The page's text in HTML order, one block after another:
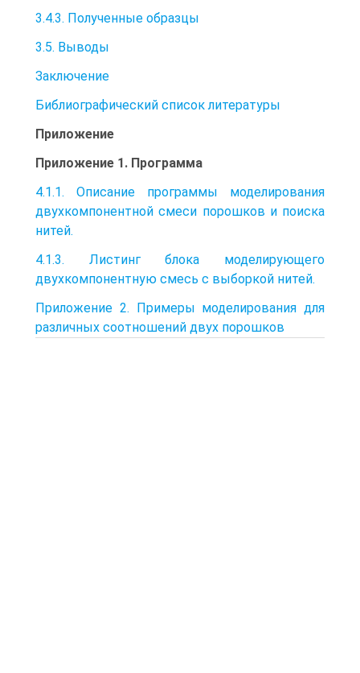
3.4.3. Полученные образцы
3.5. Выводы
Заключение
Библиографический список литературы
Приложение
Приложение 1. Программа
4.1.1. Описание программы моделирования
двухкомпонентной смеси порошков и поиска
нитей.
4.1.3. Листинг блока моделирующего
двухкомпонентную смесь с выборкой нитей.
Приложение 2. Примеры моделирования для
различных соотношений двух порошков